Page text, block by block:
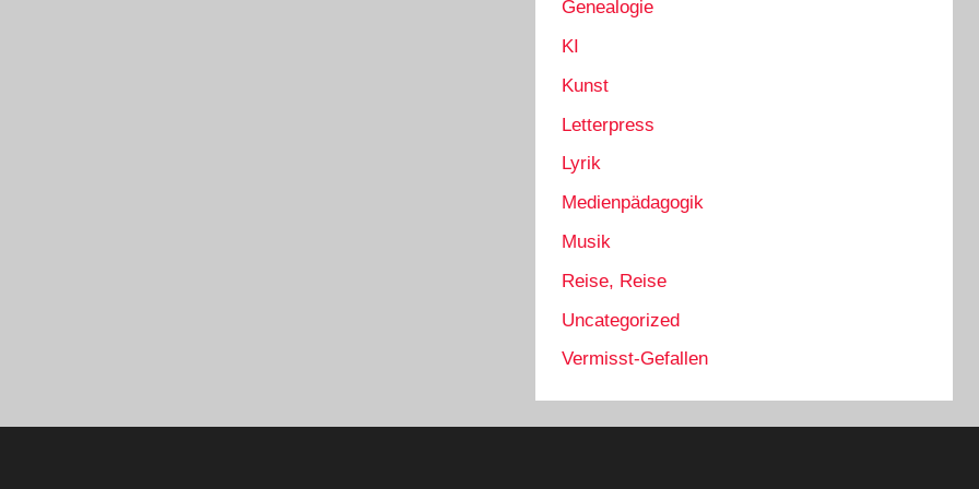
Genealogie
KI
Kunst
Letterpress
Lyrik
Medienpädagogik
Musik
Reise, Reise
Uncategorized
Vermisst-Gefallen